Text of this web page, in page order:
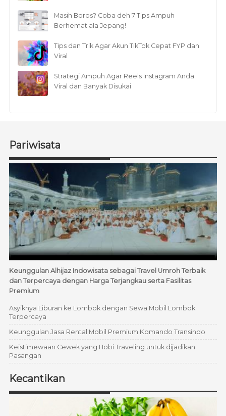
Masih Boros? Coba deh 7 Tips Ampuh
Berhemat ala Jepang!
Tips dan Trik Agar Akun TikTok Cepat FYP dan
Viral
Strategi Ampuh Agar Reels Instagram Anda
Viral dan Banyak Disukai
Pariwisata
Keunggulan Alhijaz Indowisata sebagai Travel Umroh Terbaik
dan Terpercaya dengan Harga Terjangkau serta Fasilitas
Premium
Asyiknya Liburan ke Lombok dengan Sewa Mobil Lombok
Terpercaya
Keunggulan Jasa Rental Mobil Premium Komando Transindo
Keistimewaan Cewek yang Hobi Traveling untuk dijadikan
Pasangan
Kecantikan